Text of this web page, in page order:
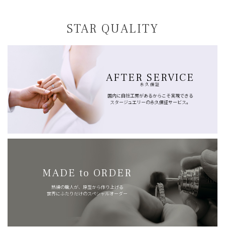
STAR QUALITY
AFTER SERVICE
永久保証
国内に自社工房があるからこそ実現できる
スタージュエリーの永久保証サービス。
MADE to ORDER
熟練の職人が、原型から作り上げる
世界にふたりだけのスペシャルオーダー